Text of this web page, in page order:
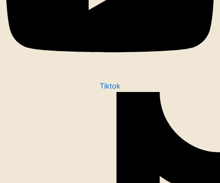
Tiktok